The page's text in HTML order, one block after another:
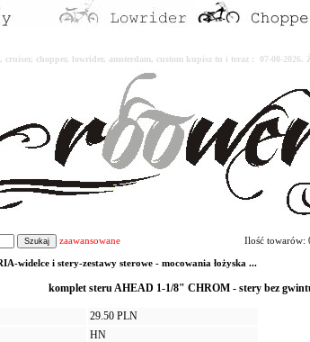
cruiser, chopper, lowrider, amsterdam, custom kupisz tu i teraz : 07-08-2026.
zaawansowane Ilość towarów:
widelce i stery-zestawy sterowe - mocowania łożyska ...
komplet steru AHEAD 1-1/8" CHROM - stery bez
29.50 PLN
HN